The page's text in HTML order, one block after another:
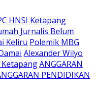
HNSI Ketapang
Jurnalis Belum
Keliru Polemik MBG
Alexander Wilyo
KetapangANGGARAN
PENDIDIKAN